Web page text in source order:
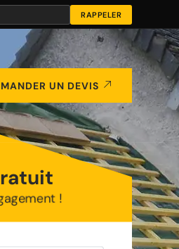
UN DEVIS
!